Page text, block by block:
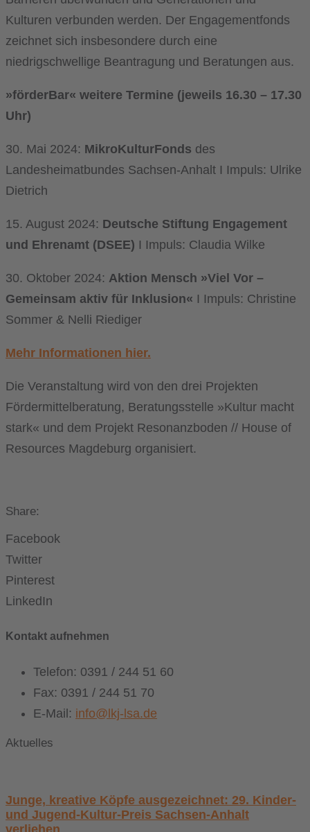
Kulturen verbunden werden. Der Engagementfonds
zeichnet sich insbesondere durch eine
niedrigschwellige Beantragung und Beratungen aus.
»förderBar« weitere Termine (jeweils 16.30 – 17.30
Uhr)
30. Mai 2024: MikroKulturFonds des
Landesheimatbundes Sachsen-Anhalt I Impuls: Ulrike
Dietrich
15. August 2024: Deutsche Stiftung Engagement
und Ehrenamt (DSEE) I Impuls: Claudia Wilke
30. Oktober 2024: Aktion Mensch »Viel Vor –
Gemeinsam aktiv für Inklusion« I Impuls: Christine
Sommer & Nelli Riediger
Mehr Informationen hier.
Die Veranstaltung wird von den drei Projekten
Fördermittelberatung, Beratungsstelle »Kultur macht
stark« und dem Projekt Resonanzboden // House of
Resources Magdeburg organisiert.
Share:
Facebook
Twitter
Pinterest
LinkedIn
Kontakt aufnehmen
Telefon: 0391 / 244 51 60
Fax: 0391 / 244 51 70
E-Mail: info@lkj-lsa.de
Aktuelles
Junge, kreative Köpfe ausgezeichnet: 29. Kinder-
und Jugend-Kultur-Preis Sachsen-Anhalt